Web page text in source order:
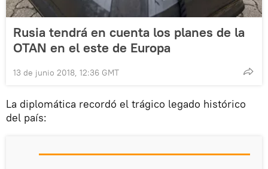
Rusia tendrá en cuenta los planes de la
OTAN en el este de Europa
13 de junio 2018, 12:36 GMT
La diplomática recordó el trágico legado histórico
del país: